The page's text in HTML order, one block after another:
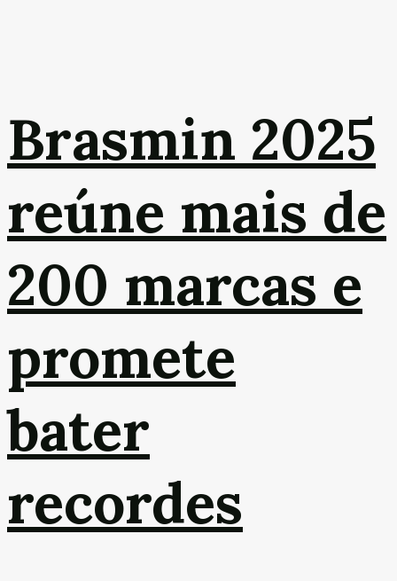
Brasmin 2025
reúne mais de
200 marcas e
promete
bater
recordes